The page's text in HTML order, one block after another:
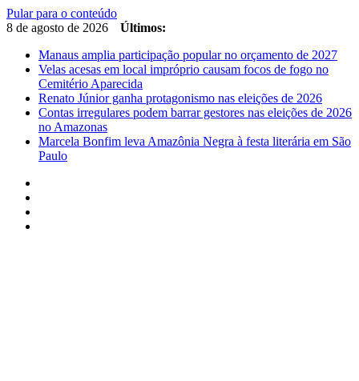
Pular para o conteúdo
8 de agosto de 2026
Últimos:
Manaus amplia participação popular no orçamento de 2027
Velas acesas em local impróprio causam focos de fogo no
Cemitério Aparecida
Renato Júnior ganha protagonismo nas eleições de 2026
Contas irregulares podem barrar gestores nas eleições de 2026
no Amazonas
Marcela Bonfim leva Amazônia Negra à festa literária em São
Paulo